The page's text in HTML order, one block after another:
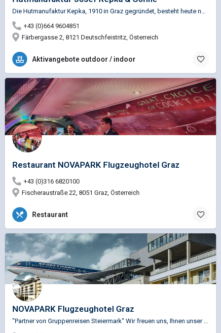
+43 (0)664 9604851
Färbergasse 2, 8121 Deutschfeistritz, Österreich
Aktivangebote outdoor / indoor
Restaurant NOVAPARK Flugzeughotel Graz
+43 (0)316 6820100
Fischeraustraße 22, 8051 Graz, Österreich
Restaurant
NOVAPARK Flugzeughotel Graz